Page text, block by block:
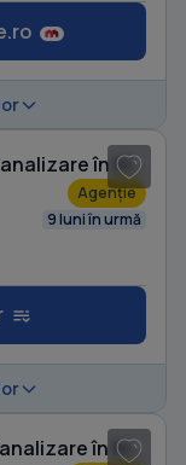
Casă individuală cu 6 camere cu Canalizare în Micro 17
Agenție
9 luni în urmă
Casă individuală cu 7 camere cu Canalizare în Micro 17